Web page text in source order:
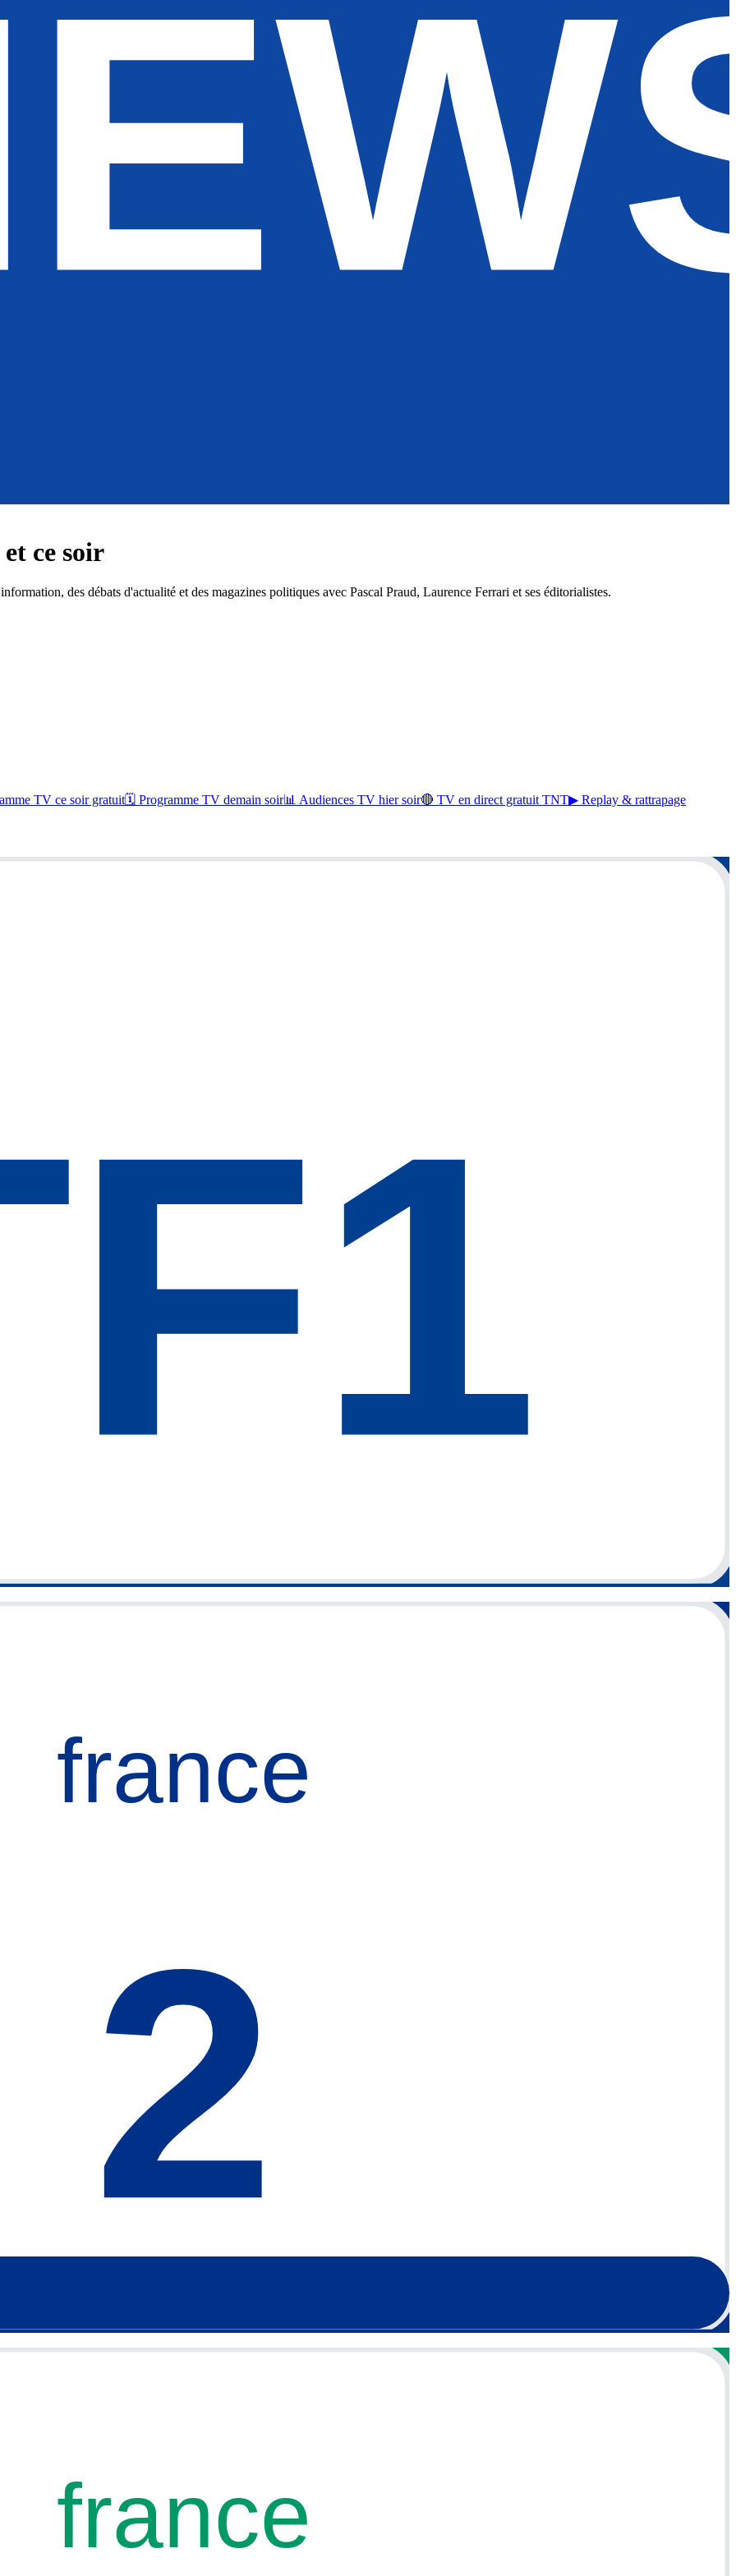
ce soir
des débats d'actualité et des magazines politiques avec Pascal Praud, Laurence Ferrari et ses éditorialistes.
TV ce soir gratuit🗓 Programme TV demain soir📊 Audiences TV hier soir🔴 TV en direct gratuit TNT▶ Replay & rattrapage